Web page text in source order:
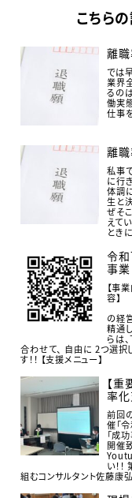
こちら
離
では
業界
るの
働実
仕事
離
私事
に行
体調
生と
ぜそ
えて
とき
令
事
【事
の経
精通
らは
合わせて、 自由に 2つ選択
す！！ 【支援メニ
【
率化
前回
催「
「成
開催
い！
組むコンサルタント佐藤